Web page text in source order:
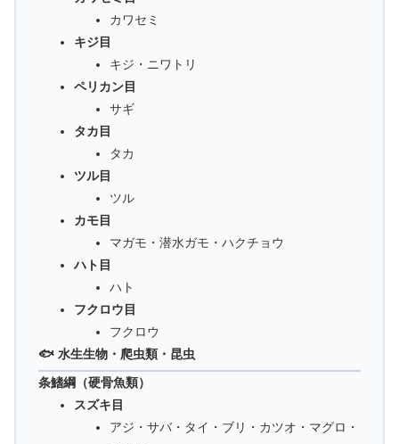
カワセミ
キジ目
キジ・ニワトリ
ペリカン目
サギ
タカ目
タカ
ツル目
ツル
カモ目
マガモ・潜水ガモ・ハクチョウ
ハト目
ハト
フクロウ目
フクロウ
🐟 水生生物・爬虫類・昆虫
条鰭綱（硬骨魚類）
スズキ目
アジ・サバ・タイ・ブリ・カツオ・マグロ・